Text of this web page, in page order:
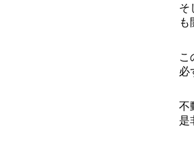
そ
も
こ
必
不
是